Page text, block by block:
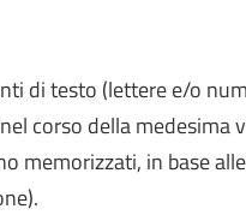
di testo (lettere e/o
corso della medesima
memorizzati, in base